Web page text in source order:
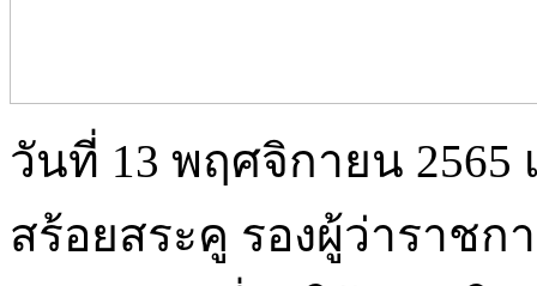
วันที่ 13 พฤศจิกายน 2565
สร้อยสระคู รองผู้ว่าราช